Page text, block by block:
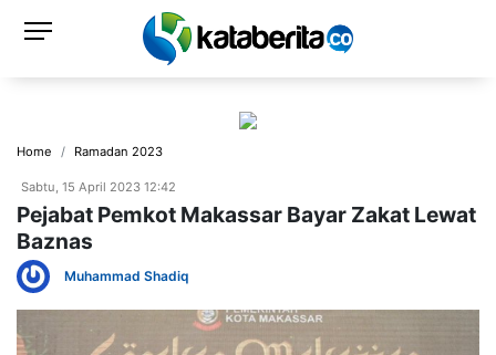
Home Ramadan 2023
Sabtu, 15 April 2023 12:42
Pejabat Pemkot Makassar Bayar Zakat Lewat
Baznas
Muhammad Shadiq